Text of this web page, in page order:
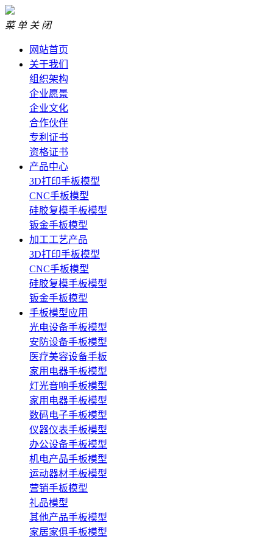
菜 单 关 闭
网站首页
关于我们
组织架构
企业愿景
企业文化
合作伙伴
专利证书
资格证书
产品中心
3D打印手板模型
CNC手板模型
硅胶复模手板模型
钣金手板模型
加工工艺产品
3D打印手板模型
CNC手板模型
硅胶复模手板模型
钣金手板模型
手板模型应用
光电设备手板模型
安防设备手板模型
医疗美容设备手板
家用电器手板模型
灯光音响手板模型
家用电器手板模型
数码电子手板模型
仪器仪表手板模型
办公设备手板模型
机电产品手板模型
运动器材手板模型
营销手板模型
礼品模型
其他产品手板模型
家居家俱手板模型